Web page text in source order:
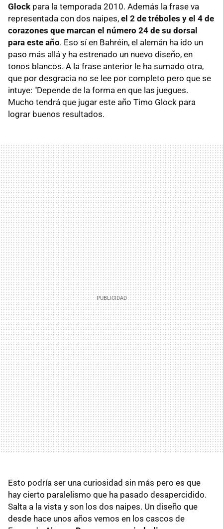
Glock para la temporada 2010. Además la frase va
representada con dos naipes, el 2 de tréboles y el 4 de
corazones que marcan el número 24 de su dorsal
para este año. Eso sí en Bahréin, el alemán ha ido un
paso más allá y ha estrenado un nuevo diseño, en
tonos blancos. A la frase anterior le ha sumado otra,
que por desgracia no se lee por completo pero que se
intuye: "Depende de la forma en que las juegues.
Mucho tendrá que jugar este año Timo Glock para
lograr buenos resultados.
Esto podría ser una curiosidad sin más pero es que
hay cierto paralelismo que ha pasado desapercidido.
Salta a la vista y son los dos naipes. Un diseño que
desde hace unos años vemos en los cascos de